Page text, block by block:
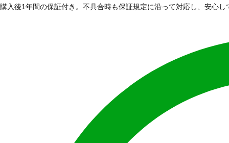
購入後1年間の保証付き。不具合時も保証規定に沿って対応し、安心